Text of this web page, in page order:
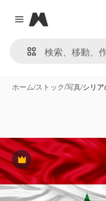
Close menu
Magnific
ホーム/ストック/写真/シリア
Premium